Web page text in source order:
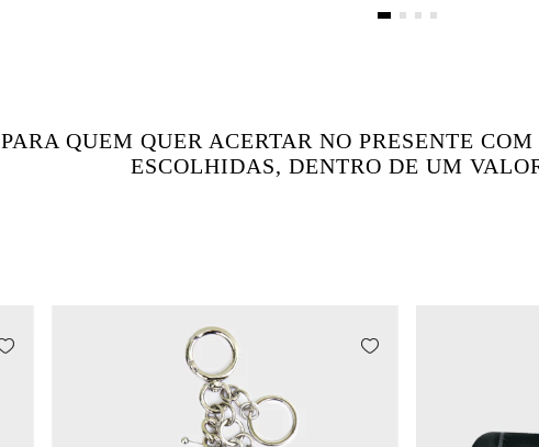
PARA QUEM QUER ACERTAR NO PRESENTE
ESCOLHIDAS, DENTRO DE UM